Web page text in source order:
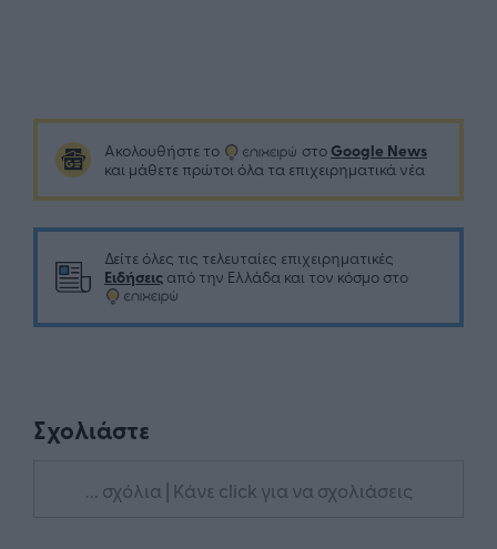
Ακολουθήστε το στο Google News
και μάθετε πρώτοι όλα τα επιχειρηματικά νέα
Δείτε όλες τις τελευταίες επιχειρηματικές
Ειδήσεις από την Ελλάδα και τον κόσμο στο
Σχολιάστε
... σχόλια | Κάνε click για να σχολιάσεις